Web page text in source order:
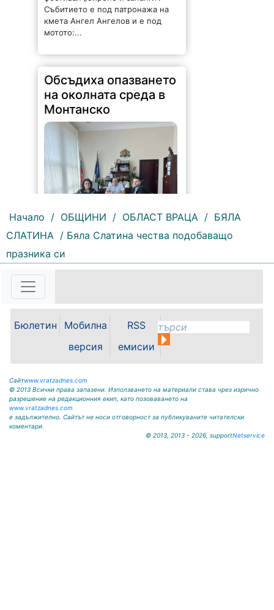
Обсъдиха опазването
на околната среда в
Монтанско
2026-08-07 13:22:00
Монтана Иван Каменов и
заместник областният управител
Зорница Михайлова проведоха
директор на РИОСВ - Светослав
Илиев. По време на срещата бяха
Начало / ОБЩИНИ / ОБЛАСТ ВРАЦА / БЯЛА
СЛАТИНА / Бяла Слатина чества подобаващо
празника си
Бюлетин
Мобилна
версия
RSS
емисии
Сайтwww.vratzadnes.com
© 2013 Всички права запазени. Използването на материали става чрез изрично
разрешение на редакционния екип, като позоваването на
www.vratzadnes.com
е задължително. Сайтът не носи отговорност за публикуваните читателски
коментари.
© 2013, 2013 - 2026, supportNetservice